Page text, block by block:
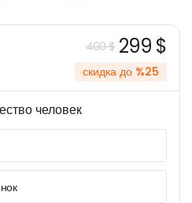
400 $ 299 $
скидка до %25
человек